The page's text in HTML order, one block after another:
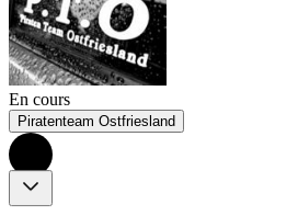
En cours
Piratenteam Ostfriesland